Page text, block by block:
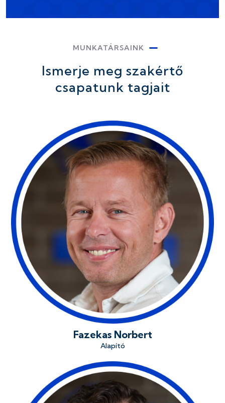
MUNKATÁRSAINK
Ismerje meg szakértő
csapatunk tagjait
Fazekas Norbert
Alapító